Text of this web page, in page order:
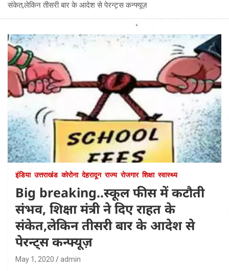
संकेत,लेकिन तीसरी बार के आदेश से पेरन्ट्स कन्फ्यूज़
इंडिया उत्तराखंड कोरोना देहरादून राज्य रोजगार शिक्षा स्वास्थ्य
Big breaking..स्कूल फीस में कटौती
संभव, शिक्षा मंत्री ने दिए राहत के
संकेत,लेकिन तीसरी बार के आदेश से
पेरन्ट्स कन्फ्यूज़
May 1, 2020 admin